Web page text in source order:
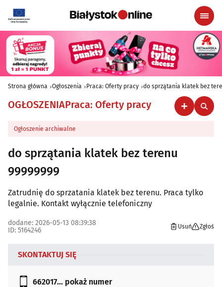
Strona główna Ogłoszenia Praca: Oferty pracy do sprzątania klatek bez
OGŁOSZENIAPraca: Oferty pracy
Ogłoszenie archiwalne
do sprzątania klatek bez terenu
99999999
Zatrudnię do sprzatania klatek bez terenu. Praca tylko
legalnie. Kontakt wyłącznie telefoniczny
dodane: 2026-05-13 08:39:38
ID: 5164246
Usuń Zgłoś
SKONTAKTUJ SIĘ
662017... pokaż numer